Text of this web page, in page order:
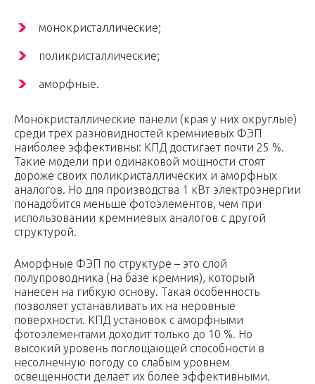
монокристаллические;
поликристаллические;
аморфные.
Монокристаллические панели (края у них округлые)
среди трех разновидностей кремниевых ФЭП
наиболее эффективны: КПД достигает почти 25 %.
Такие модели при одинаковой мощности стоят
дороже своих поликристаллических и аморфных
аналогов. Но для производства 1 кВт электроэнергии
понадобится меньше фотоэлементов, чем при
использовании кремниевых аналогов с другой
структурой.
Аморфные ФЭП по структуре – это слой
полупроводника (на базе кремния), который
нанесен на гибкую основу. Такая особенность
позволяет устанавливать их на неровные
поверхности. КПД установок с аморфными
фотоэлементами доходит только до 10 %. Но
высокий уровень поглощающей способности в
несолнечную погоду со слабым уровнем
освещенности делает их более эффективными.